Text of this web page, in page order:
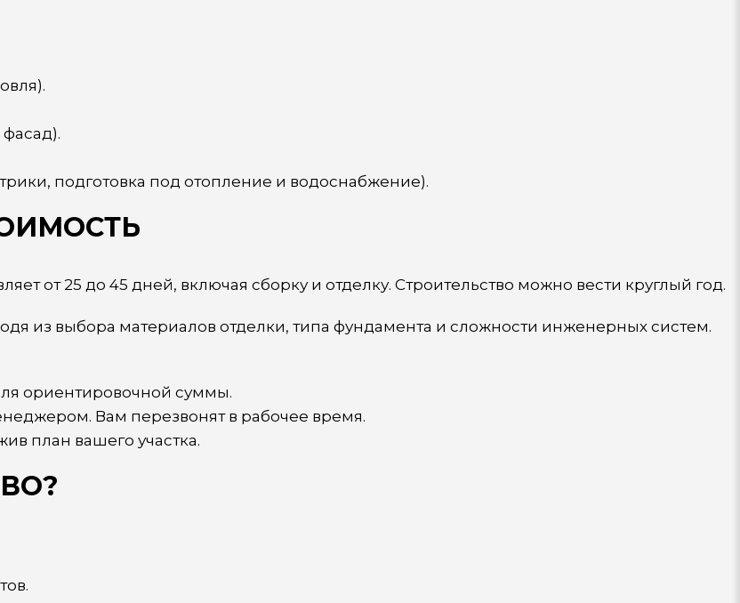
подготовка под отопление и водоснабжение).
от 25 до 45 дней, включая сборку и отделку. Строительство можно вести круглый год.
из выбора материалов отделки, типа фундамента и сложности инженерных систем.
ориентировочной суммы.
Вам перезвонят в рабочее время.
план вашего участка.